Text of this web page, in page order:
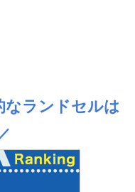
なランドセルは